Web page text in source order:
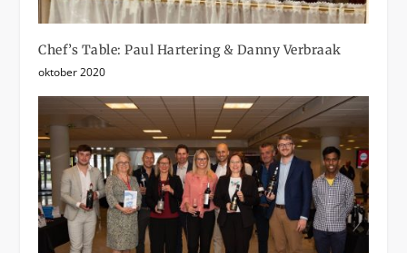
Chef’s Table: Paul Hartering & Danny Verbraak
oktober 2020